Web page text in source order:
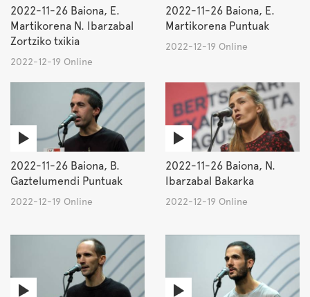
2022-11-26 Baiona, E.
Martikorena N. Ibarzabal
Zortziko txikia
2022-12-19 Online
2022-11-26 Baiona, E.
Martikorena Puntuak
2022-12-19 Online
2022-11-26 Baiona, B.
Gaztelumendi Puntuak
2022-12-19 Online
2022-11-26 Baiona, N.
Ibarzabal Bakarka
2022-12-19 Online